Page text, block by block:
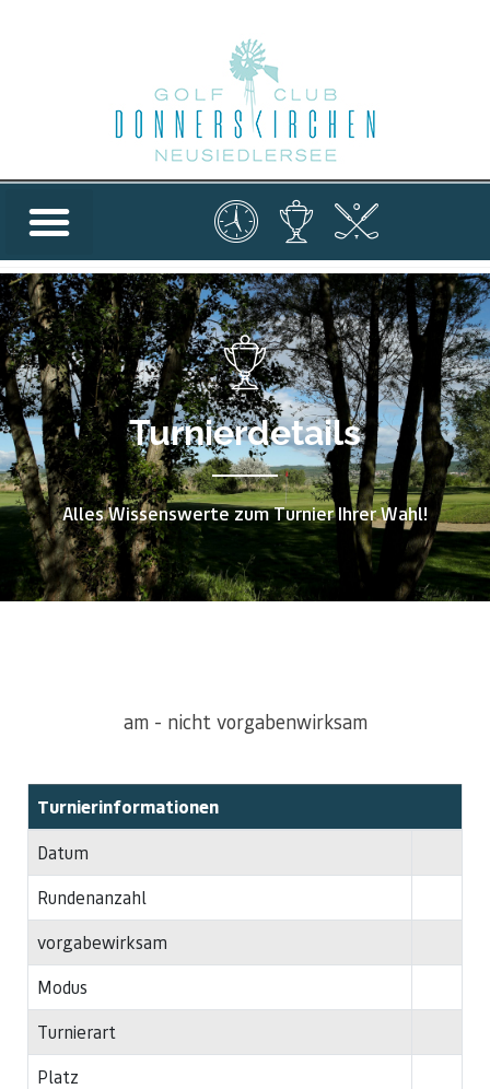
Turnierdetails
Alles Wissenswerte zum Turnier Ihrer Wahl!
am - nicht vorgabenwirksam
Turnierinformationen
Datum
Rundenanzahl
vorgabewirksam
Modus
Turnierart
Platz